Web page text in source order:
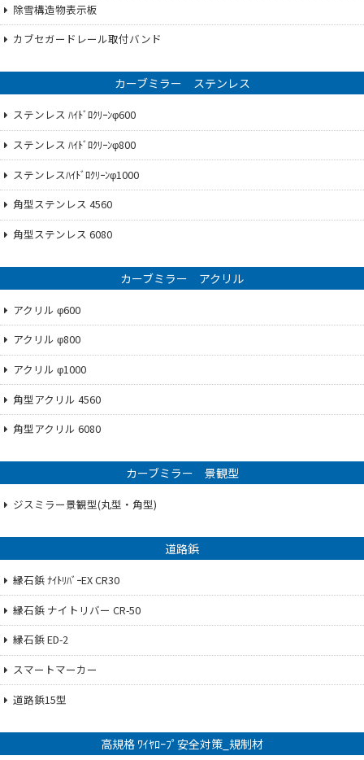
除雪構造物表示板
カブセガードレール取付バンド
カーブミラー ステンレス
ステンレス ﾊｲﾄﾞﾛｸﾘｰﾝφ600
ステンレス ﾊｲﾄﾞﾛｸﾘｰﾝφ800
ステンレスﾊｲﾄﾞﾛｸﾘｰﾝφ1000
角型ステンレス 4560
角型ステンレス 6080
カーブミラー アクリル
アクリル φ600
アクリル φ800
アクリル φ1000
角型アクリル 4560
角型アクリル 6080
カーブミラー 景観型
ジスミラー景観型(丸型・角型)
道路鋲
縁石鋲 ﾅｲﾄﾘﾊﾞｰEX CR30
縁石鋲 ナイトリバー CR-50
縁石鋲 ED-2
スマートマーカー
道路鋲15型
高規格 ﾜｲﾔﾛｰﾌﾟ安全対策_規制材